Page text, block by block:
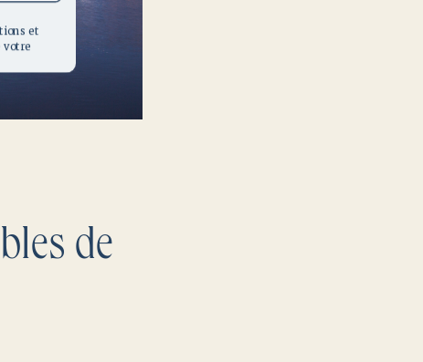
de
et
votre